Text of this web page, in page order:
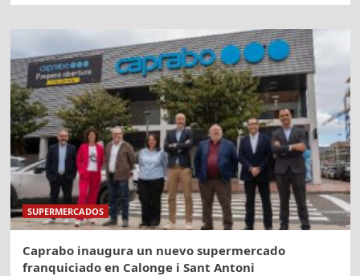
SUPERMERCADOS
Caprabo inaugura un nuevo supermercado
franquiciado en Calonge i Sant Antoni